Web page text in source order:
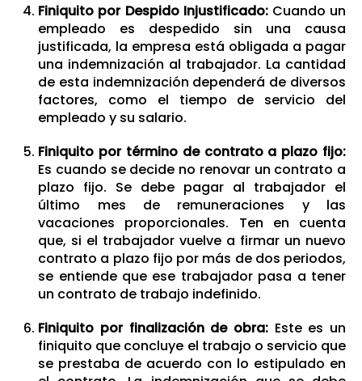
Finiquito por Despido Injustificado: Cuando un
empleado es despedido sin una causa
justificada, la empresa está obligada a pagar
una indemnización al trabajador. La cantidad
de esta indemnización dependerá de diversos
factores, como el tiempo de servicio del
empleado y su salario.
Finiquito por término de contrato a plazo fijo:
Es cuando se decide no renovar un contrato a
plazo fijo. Se debe pagar al trabajador el
último mes de remuneraciones y las
vacaciones proporcionales. Ten en cuenta
que, si el trabajador vuelve a firmar un nuevo
contrato a plazo fijo por más de dos periodos,
se entiende que ese trabajador pasa a tener
un contrato de trabajo indefinido.
Finiquito por finalización de obra:Este es un
finiquito que concluye el trabajo o servicio que
se prestaba de acuerdo con lo estipulado en